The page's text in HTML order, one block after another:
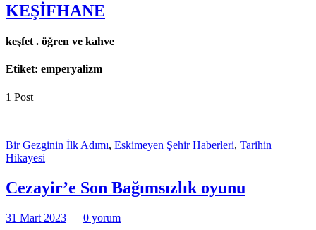
KEŞİFHANE
keşfet . öğren ve kahve
Etiket: emperyalizm
1 Post
Bir Gezginin İlk Adımı, Eskimeyen Şehir Haberleri, Tarihin
Hikayesi
Cezayir’e Son Bağımsızlık oyunu
31 Mart 2023 — 0 yorum